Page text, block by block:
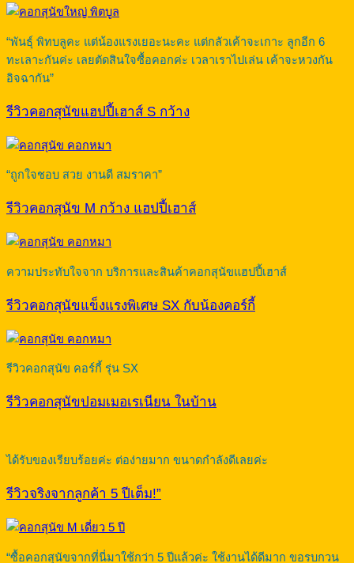
“พันธุ์ พิทบลูคะ แต่น้องแรงเยอะนะคะ แต่กลัวเค้าจะเกาะ ลูกอีก 6
ทะเลาะกันค่ะ เลยตัดสินใจซื้อคอกค่ะ เวลาเราไปเล่น เค้าจะหวงกัน
อิจฉากัน”
รีวิวคอกสุนัขแฮปปี้เฮาส์ S กว้าง
“ถูกใจชอบ สวย งานดี สมราคา”
รีวิวคอกสุนัข M กว้าง แฮปปี้เฮาส์
ความประทับใจจาก บริการและสินค้าคอกสุนัขแฮปปี้เฮาส์
รีวิวคอกสุนัขแข็งแรงพิเศษ SX กับน้องคอร์กี้
รีวิวคอกสุนัข คอร์กี้ รุ่น SX
รีวิวคอกสุนัขปอมเมอเรเนียน ในบ้าน
ได้รับของเรียบร้อยค่ะ ต่อง่ายมาก ขนาดกำลังดีเลยค่ะ
รีวิวจริงจากลูกค้า 5 ปีเต็ม!”
“ซื้อคอกสุนัขจากที่นี่มาใช้กว่า 5 ปีแล้วค่ะ ใช้งานได้ดีมาก ขอรบกวน